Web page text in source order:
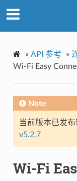
» API 参考 »
Wi-Fi Easy
Note
当前版本已发
v5.2.7
Wi-Fi